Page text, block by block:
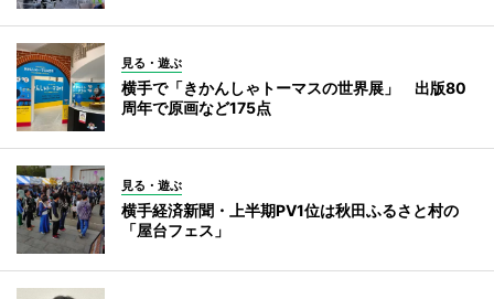
見る・遊ぶ
横手で「きかんしゃトーマスの世界展」 出版80
周年で原画など175点
見る・遊ぶ
横手経済新聞・上半期PV1位は秋田ふるさと村の
「屋台フェス」